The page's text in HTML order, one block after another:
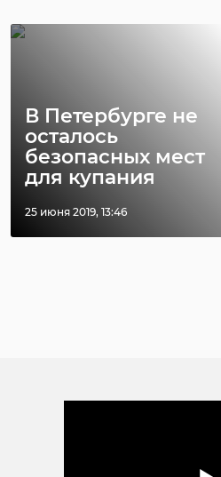
В Петербурге не
осталось
безопасных мест
для купания
25 июня 2019, 13:46